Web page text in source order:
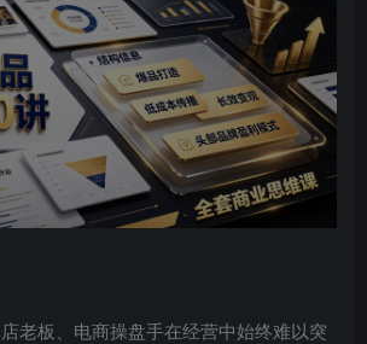
老板、电商操盘手在经营中始终难以突